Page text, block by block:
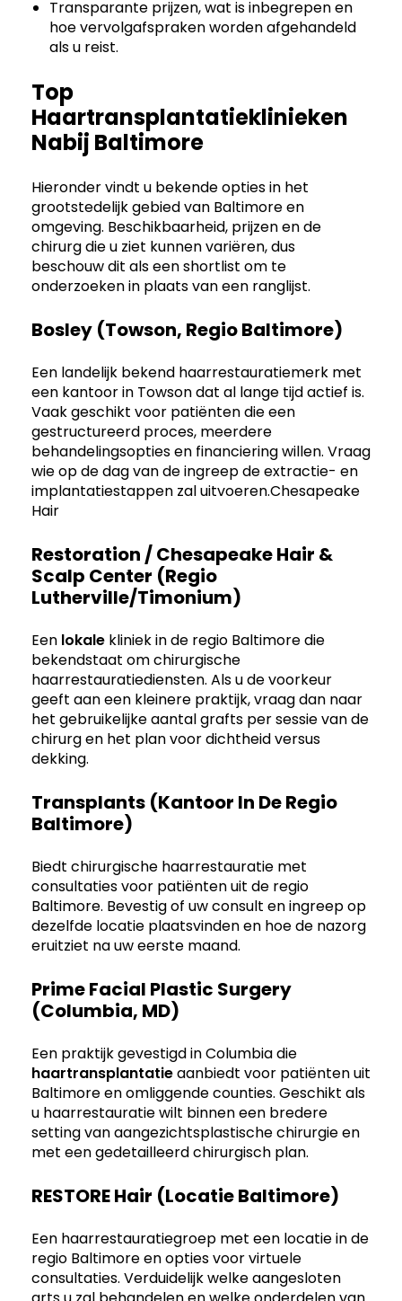
Transparante prijzen, wat is inbegrepen en
hoe vervolgafspraken worden afgehandeld
als u reist.
Top
Haartransplantatieklinieken
Nabij Baltimore
Hieronder vindt u bekende opties in het
grootstedelijk gebied van Baltimore en
omgeving. Beschikbaarheid, prijzen en de
chirurg die u ziet kunnen variëren, dus
beschouw dit als een shortlist om te
onderzoeken in plaats van een ranglijst.
Bosley (Towson, Regio Baltimore)
Een landelijk bekend haarrestauratiemerk met
een kantoor in Towson dat al lange tijd actief is.
Vaak geschikt voor patiënten die een
gestructureerd proces, meerdere
behandelingsopties en financiering willen. Vraag
wie op de dag van de ingreep de extractie- en
implantatiestappen zal uitvoeren.Chesapeake
Hair
Restoration / Chesapeake Hair &
Scalp Center (regio
Lutherville/Timonium)
Een lokale kliniek in de regio Baltimore die
bekendstaat om chirurgische
haarrestauratiediensten. Als u de voorkeur
geeft aan een kleinere praktijk, vraag dan naar
het gebruikelijke aantal grafts per sessie van de
chirurg en het plan voor dichtheid versus
dekking.
Transplants (kantoor In De Regio
Baltimore)
Biedt chirurgische haarrestauratie met
consultaties voor patiënten uit de regio
Baltimore. Bevestig of uw consult en ingreep op
dezelfde locatie plaatsvinden en hoe de nazorg
eruitziet na uw eerste maand.
Prime Facial Plastic Surgery
(Columbia, MD)
Een praktijk gevestigd in Columbia die
haartransplantatieaanbiedt voor patiënten uit
Baltimore en omliggende counties. Geschikt als
u haarrestauratie wilt binnen een bredere
setting van aangezichtsplastische chirurgie en
met een gedetailleerd chirurgisch plan.
RESTORE Hair (locatie Baltimore)
Een haarrestauratiegroep met een locatie in de
regio Baltimore en opties voor virtuele
consultaties. Verduidelijk welke aangesloten